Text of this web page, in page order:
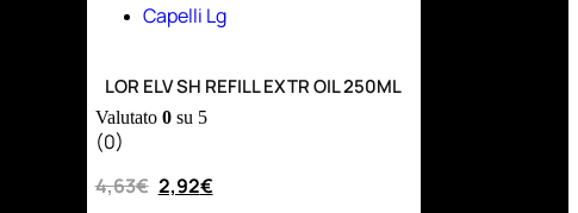
Capelli Lg
LOR ELV SH REFILL EXTR OIL 250ML
Valutato 0su 5
(0)
4,63€ 2,92€